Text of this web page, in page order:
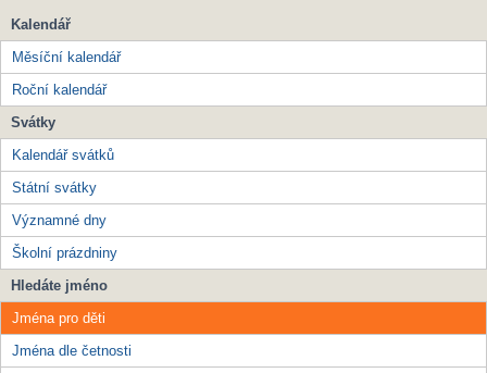
Kalendář
Měsíční kalendář
Roční kalendář
Svátky
Kalendář svátků
Státní svátky
Významné dny
Školní prázdniny
Hledáte jméno
Jména pro děti
Jména dle četnosti